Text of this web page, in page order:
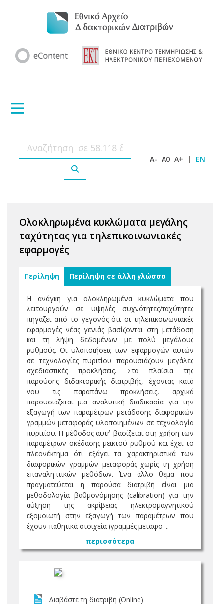
A- A0 A+ | EN
Ολοκληρωμένα κυκλώματα μεγάλης
ταχύτητας για τηλεπικοινωνιακές
εφαρμογές
Περίληψη Περίληψη σε άλλη γλώσσα
Η ανάγκη για ολοκληρωμένα κυκλώματα που
λειτουργούν σε υψηλές συχνότητες/ταχύτητες
πηγάζει από το γεγονός ότι οι τηλεπικοινωνιακές
εφαρμογές νέας γενιάς βασίζονται στη μετάδοση
και τη λήψη δεδομένων με πολύ μεγάλους
ρυθμούς. Οι υλοποιήσεις των εφαρμογών αυτών
σε τεχνολογίες πυριτίου παρουσιάζουν μεγάλες
σχεδιαστικές προκλήσεις. Στα πλαίσια της
παρούσης διδακτορικής διατριβής, έχοντας κατά
νου τις παραπάνω προκλήσεις, αρχικά
παρουσιάζεται μια αναλυτική διαδικασία για την
εξαγωγή των παραμέτρων μετάδοσης διαφορικών
γραμμών μεταφοράς υλοποιημένων σε τεχνολογία
πυριτίου. Η μέθοδος αυτή βασίζεται στη χρήση των
παραμέτρων σκέδασης μεικτού ρυθμού και έχει το
πλεονέκτημα ότι εξάγει τα χαρακτηριστικά των
διαφορικών γραμμών μεταφοράς χωρίς τη χρήση
επαναληπτικών μεθόδων. Ένα άλλο θέμα που
πραγματεύεται η παρούσα διατριβή είναι μια
μεθοδολογία βαθμονόμησης (calibration) για την
αύξηση της ακρίβειας ηλεκτρομαγνητικού
εξομοιωτή στην εξαγωγή των παραμέτρων που
έχουν παθητικά στοιχεία (γραμμές μεταφο ...
περισσότερα
Διαβάστε τη διατριβή (Online)